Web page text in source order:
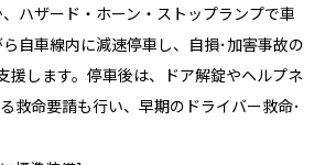
ハザード・ホーン・ストップランプで車
自車線内に減速停車し、自損･加害事故の
援します。停車後は、ドア解錠やヘルプネ
救命要請も行い、早期のドライバー救命･